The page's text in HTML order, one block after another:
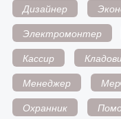
Дизайнер
Электромонтер
Кассир
Менеджер
Охранник